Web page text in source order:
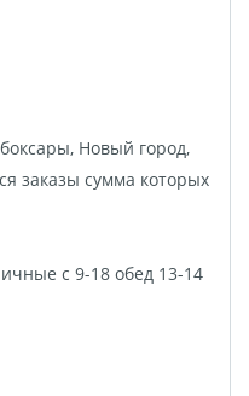
, Новый город,
заказы сумма которых
с 9-18 обед 13-14